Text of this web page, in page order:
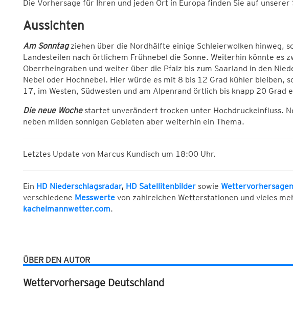
Die Vorhersage für Ihren und jeden Ort in Europa finden Sie auf unserer
Aussichten
Am Sonntagziehen über die Nordhälfte einige Schleierwolken hinweg,
Landesteilen nach örtlichem Frühnebel die Sonne. Weiterhin könnte es
Oberrheingraben und weiter über die Pfalz bis zum Saarland in den
Nebel oder Hochnebel. Hier würde es mit 8 bis 12 Grad kühler bleiben,
17, im Westen, Südwesten und am Alpenrand örtlich bis knapp 20 Grad
Die neue Wochestartet unverändert trocken unter Hochdruckeinfluss.
neben milden sonnigen Gebieten aber weiterhin ein Thema.
Letztes Update von Marcus Kundisch um 18:00 Uhr.
Ein HD Niederschlagsradar, HD Satellitenbildersowie Wettervorhersagen
verschiedene Messwerte von zahlreichen Wetterstationen und vieles
kachelmannwetter.com.
ÜBER DEN AUTOR
Wettervorhersage Deutschland